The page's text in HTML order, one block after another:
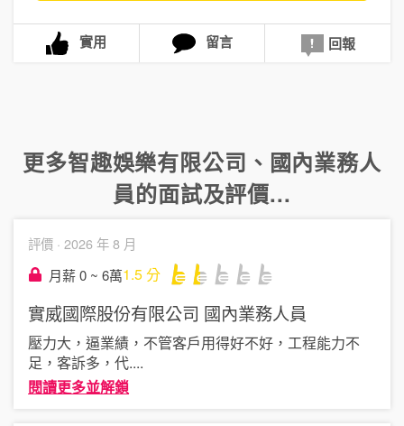
實用 留言 回報
更多智趣娛樂有限公司 、 國內業務人
員的面試及評價...
評價 · 2026 年 8 月
月薪 0 ~ 6萬1.5分
實威國際股份有限公司 國內業務人員
壓力大，逼業績，不管客戶用得好不好，工程能力不
足，客訴多，代....
閱讀更多並解鎖